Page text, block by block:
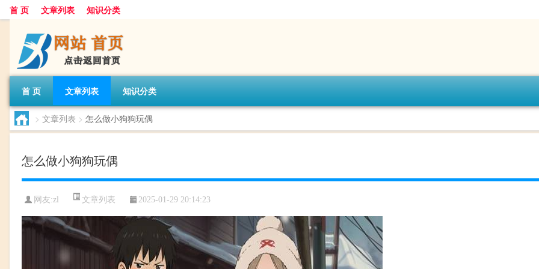
首 页 文章列表 知识分类
首 页 文章列表 知识分类
> 文章列表 > 怎么做小狗狗玩偶
怎么做小狗狗玩偶
网友:zl 文章列表 2025-01-29 20:14:23